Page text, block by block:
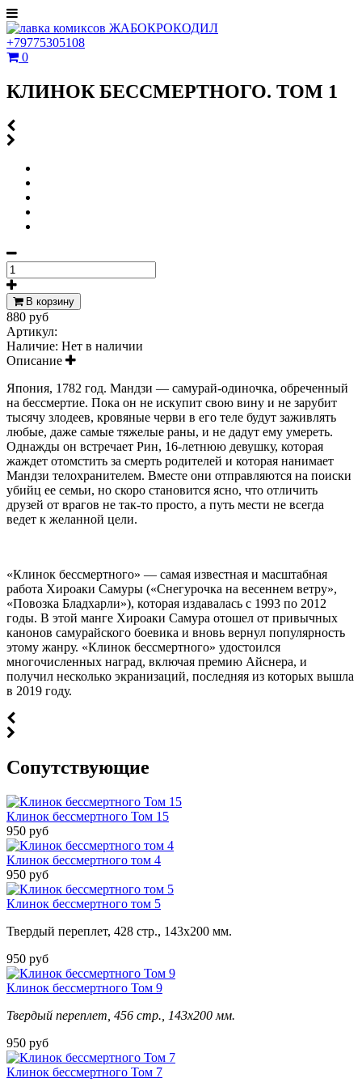
+79775305108
0
КЛИНОК БЕССМЕРТНОГО. ТОМ 1
В корзину
880 руб
Артикул:
Наличие: Нет в наличии
Описание
Япония, 1782 год. Мандзи — самурай-одиночка, обреченный
на бессмертие. Пока он не искупит свою вину и не зарубит
тысячу злодеев, кровяные черви в его теле будут заживлять
любые, даже самые тяжелые раны, и не дадут ему умереть.
Однажды он встречает Рин, 16-летнюю девушку, которая
жаждет отомстить за смерть родителей и которая нанимает
Мандзи телохранителем. Вместе они отправляются на поиски
убийц ее семьи, но скоро становится ясно, что отличить
друзей от врагов не так-то просто, а путь мести не всегда
ведет к желанной цели.
«Клинок бессмертного» — самая известная и масштабная
работа Хироаки Самуры («Снегурочка на весеннем ветру»,
«Повозка Бладхарли»), которая издавалась с 1993 по 2012
годы. В этой манге Хироаки Самура отошел от привычных
канонов самурайского боевика и вновь вернул популярность
этому жанру. «Клинок бессмертного» удостоился
многочисленных наград, включая премию Айснера, и
получил несколько экранизаций, последняя из которых вышла
в 2019 году.
Cопутствующие
Клинок бессмертного Том 15
950 руб
Клинок бессмертного том 4
950 руб
Клинок бессмертного том 5
Твердый переплет, 428 стр., 143х200 мм.
950 руб
Клинок бессмертного Том 9
Твердый переплет, 456 стр., 143х200 мм.
950 руб
Клинок бессмертного Том 7